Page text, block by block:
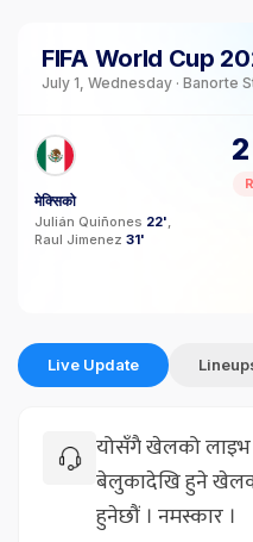
FIFA World Cup
July 1, Wednesday · Banorte
मेक्सिको
Julián Quiñones 22'
Raul Jimenez 31'
2
Live Update
योसँगै खेलको लाइभ
बेलुकादेखि हुने
हुनेछौं । नमस्कार ।